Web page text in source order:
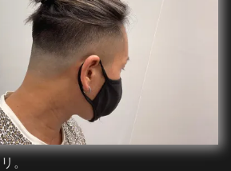
。